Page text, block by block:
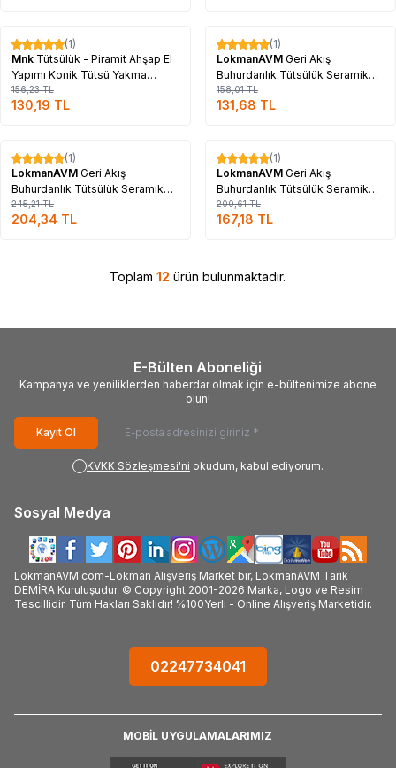
%17
(1)
Mnk Tütsülük - Piramit Ahşap El
Yapımı Konik Tütsü Yakma
Kutusu 16Cm (Büyük Boy)
156,23TL
130,19 TL
%17
(1)
LokmanAVM Geri Akış
Buhurdanlık Tütsülük Seramik
Şelale Bambu Kahverengi
Backflow C0572
158,01TL
131,68 TL
%17
(1)
LokmanAVM Geri Akış
Buhurdanlık Tütsülük Seramik
Şelale Siyah Backflow C0571
245,21TL
204,34 TL
%17
(1)
LokmanAVM Geri Akış
Buhurdanlık Tütsülük Seramik
Şelale Kahverengi Backflow
C0570
200,61TL
167,18 TL
Toplam12 ürün bulunmaktadır.
E-Bülten Aboneliği
Kampanya ve yeniliklerden haberdar olmak için e-bültenimize abone
olun!
Kayıt Ol
KVKK Sözleşmesi'ni okudum, kabul ediyorum.
Sosyal Medya
LokmanAVM.com-Lokman Alışveriş Market bir, LokmanAVM Tarık
DEMİRA Kuruluşudur. © Copyright 2001-2026 Marka, Logo ve Resim
Tescillidir. Tüm Hakları Saklıdır! %100Yerli - Online Alışveriş Marketidir.
02247734041
MOBİL UYGULAMALARIMIZ